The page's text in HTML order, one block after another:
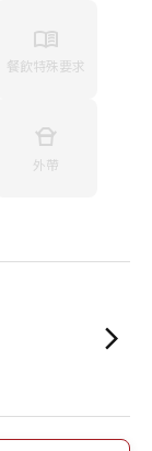
餐飲特殊要求
外帶